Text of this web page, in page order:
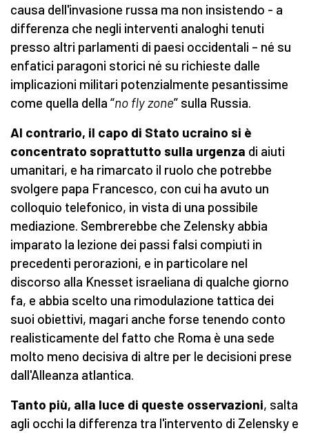
causa dell'invasione russa ma non insistendo - a
differenza che negli interventi analoghi tenuti
presso altri parlamenti di paesi occidentali – né su
enfatici paragoni storici né su richieste dalle
implicazioni militari potenzialmente pesantissime
come quella della “no fly zone” sulla Russia.
Al contrario, il capo di Stato ucraino si è
concentrato soprattutto sulla urgenza di aiuti
umanitari, e ha rimarcato il ruolo che potrebbe
svolgere papa Francesco, con cui ha avuto un
colloquio telefonico, in vista di una possibile
mediazione. Sembrerebbe che Zelensky abbia
imparato la lezione dei passi falsi compiuti in
precedenti perorazioni, e in particolare nel
discorso alla Knesset israeliana di qualche giorno
fa, e abbia scelto una rimodulazione tattica dei
suoi obiettivi, magari anche forse tenendo conto
realisticamente del fatto che Roma è una sede
molto meno decisiva di altre per le decisioni prese
dall'Alleanza atlantica.
Tanto più, alla luce di queste osservazioni, salta
agli occhi la differenza tra l'intervento di Zelensky e